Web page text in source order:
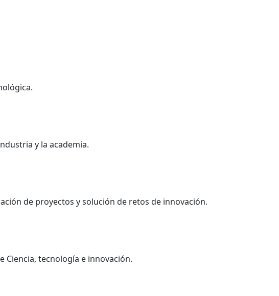
y la academia.
de proyectos y solución de retos de innovación.
Ciencia, tecnología e innovación.​